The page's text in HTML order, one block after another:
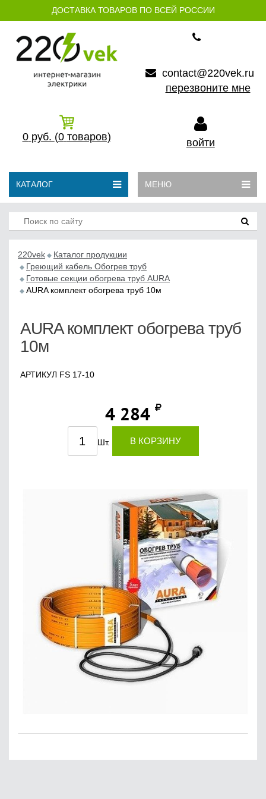
ДОСТАВКА ТОВАРОВ ПО ВСЕЙ РОССИИ
contact@220vek.ru
перезвоните мне
0 руб. (0 товаров) войти
КАТАЛОГ МЕНЮ
220vek
Каталог продукции
Греющий кабель Обогрев труб
Готовые секции обогрева труб AURA
AURA комплект обогрева труб 10м
AURA комплект обогрева труб
10м
АРТИКУЛ FS 17-10
4 284
Шт. В КОРЗИНУ